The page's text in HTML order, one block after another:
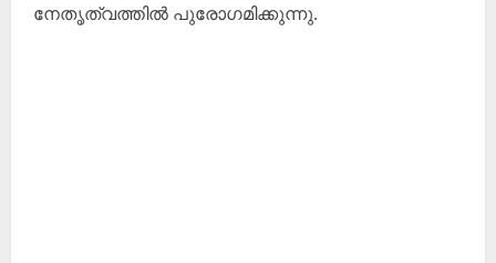
നേതൃത്വത്തിൽ പുരോഗമിക്കുന്നു.